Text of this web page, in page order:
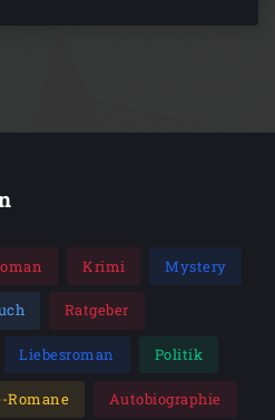
Krimi Mystery
Ratgeber
Liebesroman Politik
Romane Autobiographie